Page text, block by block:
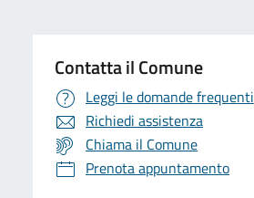
Contatta il Comune
Leggi le domande frequenti
Richiedi assistenza
Chiama il Comune
Prenota appuntamento